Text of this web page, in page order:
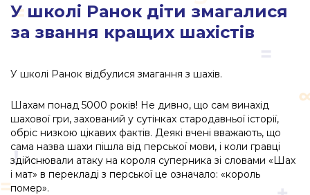
шахістів
У школі Ранок діти змагалися
за звання кращих шахістів
У школі Ранок відбулися змагання з шахів.
Шахам понад 5000 років! Не дивно, що сам винахід
шахової гри, захований у сутінках стародавньої історії,
обріс низкою цікавих фактів. Деякі вчені вважають, що
сама назва шахи пішла від перської мови, і коли гравці
здійснювали атаку на короля суперника зі словами «Шах
і мат» в перекладі з перської це означало: «король
помер».